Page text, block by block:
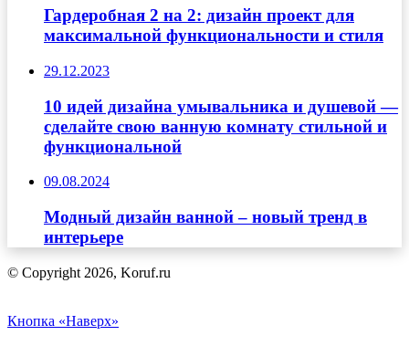
Гардеробная 2 на 2: дизайн проект для
максимальной функциональности и стиля
29.12.2023
10 идей дизайна умывальника и душевой —
сделайте свою ванную комнату стильной и
функциональной
09.08.2024
Модный дизайн ванной – новый тренд в
интерьере
© Copyright 2026, Koruf.ru
Кнопка «Наверх»